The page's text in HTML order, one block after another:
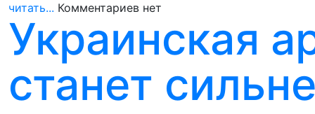
читать... Комментариев нет
Украинская
станет